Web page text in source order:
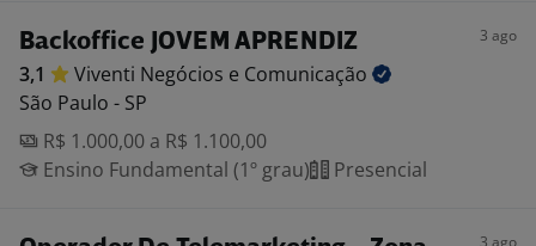
Backoffice JOVEM APRENDIZ 3 ago
3,1 Viventi Negócios e Comunicação
São Paulo - SP
R$ 1.000,00 a R$ 1.100,00
Ensino Fundamental (1º grau)
Presencial
3 ago